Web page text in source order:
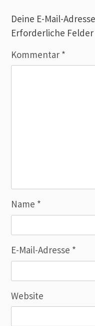
Deine E-Mail-
Erforderliche
Kommentar *
Name *
E-Mail-Adresse *
Website